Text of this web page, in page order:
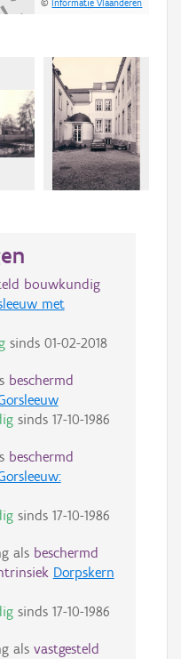
©Informatie Vlaanderen
bouwkundig
met
sinds 01-02-2018
beschermd
sinds 17-10-1986
beschermd
sinds 17-10-1986
als beschermd
Dorpskern
sinds 17-10-1986
als vastgesteld